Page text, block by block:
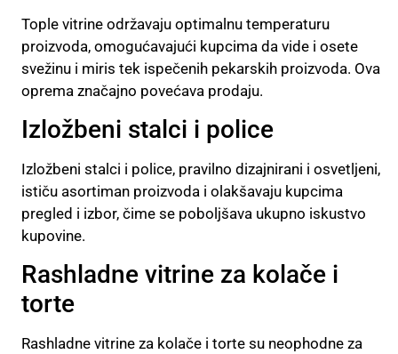
Tople vitrine održavaju optimalnu temperaturu
proizvoda, omogućavajući kupcima da vide i osete
svežinu i miris tek ispečenih pekarskih proizvoda. Ova
oprema značajno povećava prodaju.
Izložbeni stalci i police
Izložbeni stalci i police, pravilno dizajnirani i osvetljeni,
ističu asortiman proizvoda i olakšavaju kupcima
pregled i izbor, čime se poboljšava ukupno iskustvo
kupovine.
Rashladne vitrine za kolače i
torte
Rashladne vitrine za kolače i torte su neophodne za